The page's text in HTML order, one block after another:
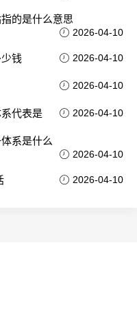
的是什么意思
2026-04-10
钱 2026-04-10
2026-04-10
代表是 2026-04-10
系是什么
2026-04-10
2026-04-10